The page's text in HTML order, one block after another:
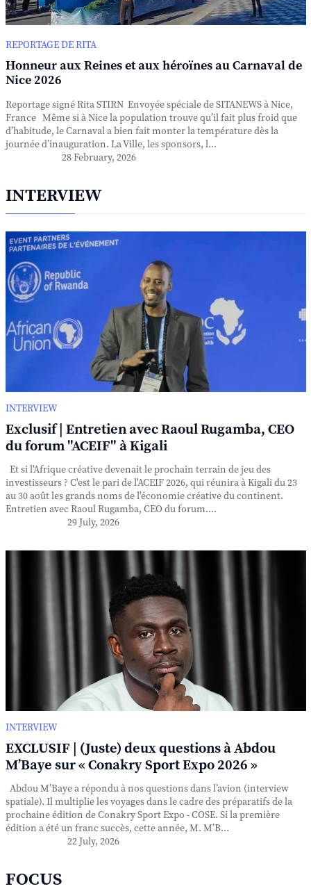
REPORTAGE DE RITA
Honneur aux Reines et aux héroïnes au Carnaval de
Nice 2026
Reportage signé Rita STIRN Envoyée spéciale de SITANEWS à Nice,
France Même si à Nice la population trouve qu’il fait plus froid que
d’habitude, le Carnaval a bien fait monter la température dès la
journée d’inauguration. La Ville, les sponsors, l...
28 February, 2026
INTERVIEW
INTERVIEW
Exclusif | Entretien avec Raoul Rugamba, CEO
du forum "ACEIF" à Kigali
Et si l'Afrique créative devenait le prochain terrain de jeu des
investisseurs ? C'est le pari de l'ACEIF 2026, qui réunira à Kigali du 23
au 30 août les grands noms de l'économie créative du continent.
Entretien avec Raoul Rugamba, CEO du forum....
29 July, 2026
INTERVIEW
EXCLUSIF | (Juste) deux questions à Abdou
M’Baye sur « Conakry Sport Expo 2026 »
Abdou M’Baye a répondu à nos questions dans l’avion (interview
spatiale). Il multiplie les voyages dans le cadre des préparatifs de la
prochaine édition de Conakry Sport Expo - COSE. Si la première
édition a été un franc succès, cette année, M. M’B...
22 July, 2026
FOCUS